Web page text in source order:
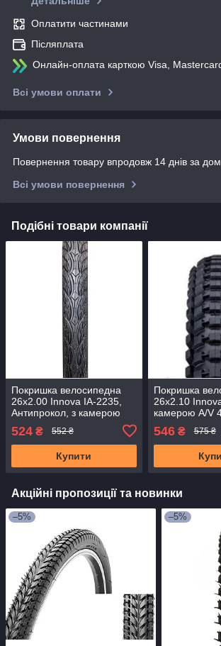
Оплатити частинами
Післяплата
Онлайн-оплата карткою Visa,
Всі умови оплати
Умови повернення
Повернення товару впродовж 14 днів за
Всі умови повернення
Подібні товари компанії
Покришка велосипедна
26x2.00 Innova IA-2235,
Антипрокол, з камерою
524 ₴ 552 ₴
Купити
Покришка
26x2.10
камерою A/V
546₴ 575 ₴
Акційні пропозиції та новинки
–5% –5%